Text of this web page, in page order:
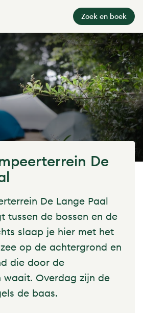
Zoek en boek
De
De Lange Paal
tussen de bossen en de
slaap je hier met het
op de achtergrond en
die door de
waait. Overdag zijn de
de baas.